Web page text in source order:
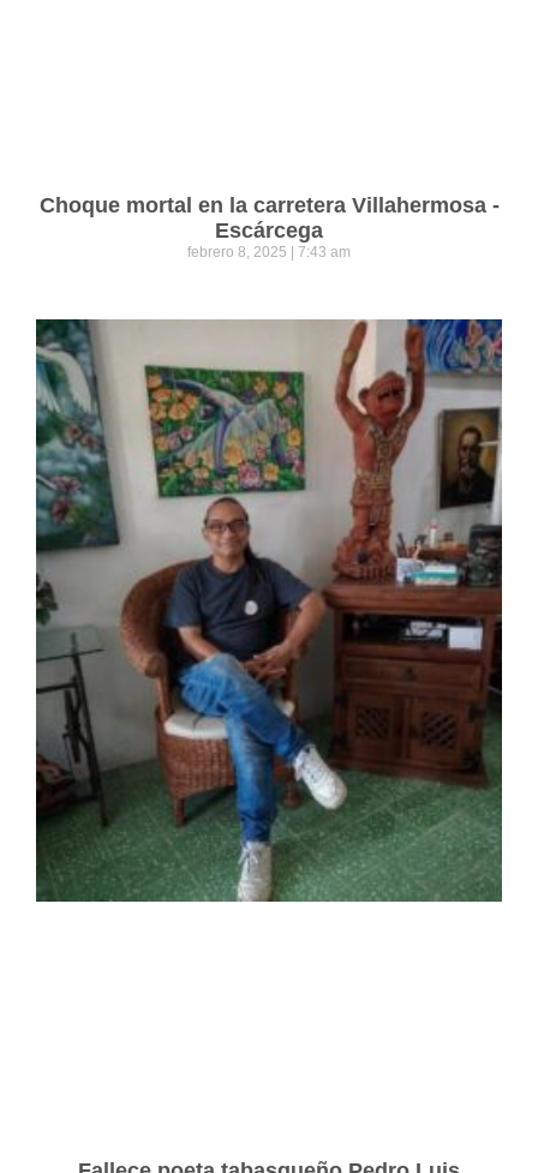
Choque mortal en la carretera Villahermosa -
Escárcega
febrero 8, 2025 7:43 am